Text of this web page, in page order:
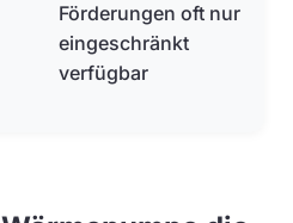
Förderungen oft nur
eingeschränkt
verfügbar